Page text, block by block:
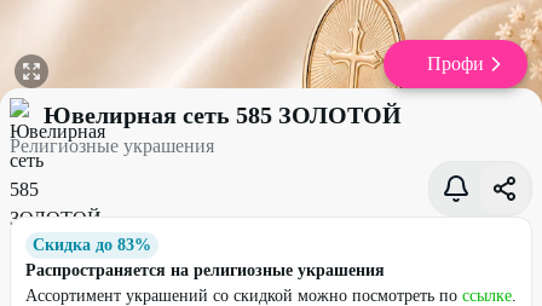
Профи
Религиозные украшения со скидкой до 83% - Ювелирная
Ювелирная сеть 585 ЗОЛОТОЙ
Религиозные украшения
Скидка до 83%
Распространяется на религиозные украшения
Ассортимент украшений со скидкой можно посмотреть по ссылке.